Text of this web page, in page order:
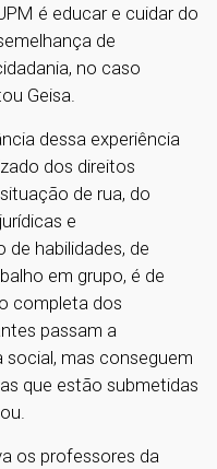
é educar e cuidar do
de
no caso
Geisa.
dessa experiência
dos direitos
de rua, do
e
de habilidades, de
em grupo, é de
completa dos
passam a
mas conseguem
que estão submetidas
os professores da